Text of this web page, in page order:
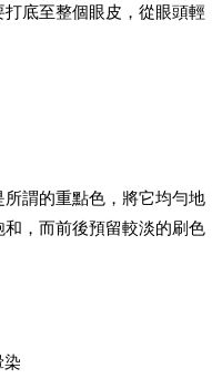
底至整個眼皮，從眼頭輕
謂的重點色，將它均勻地
，而前後預留較淡的刷色
染